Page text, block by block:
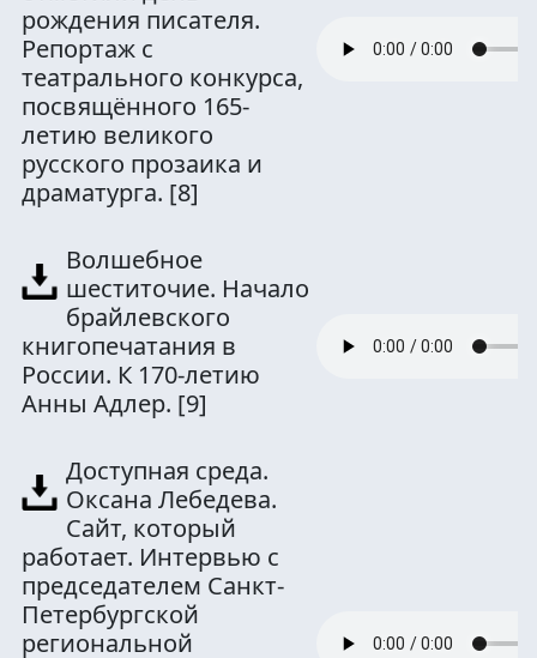
рождения писателя.
Репортаж с
театрального конкурса,
посвящённого 165-
летию великого
русского прозаика и
драматурга. [8]
Волшебное
шеститочие. Начало
брайлевского
книгопечатания в
России. К 170-летию
Анны Адлер. [9]
Доступная среда.
Оксана Лебедева.
Сайт, который
работает. Интервью с
председателем Санкт-
Петербургской
региональной